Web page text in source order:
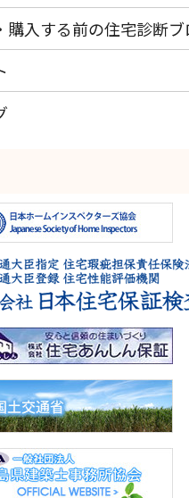
購入する前の住宅診断ブ